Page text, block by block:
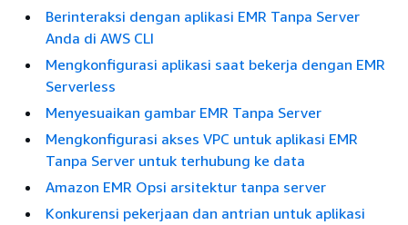
Berinteraksi dengan aplikasi EMR Tanpa Server
Anda di AWS CLI
Mengkonfigurasi aplikasi saat bekerja dengan EMR
Serverless
Menyesuaikan gambar EMR Tanpa Server
Mengkonfigurasi akses VPC untuk aplikasi EMR
Tanpa Server untuk terhubung ke data
Amazon EMR Opsi arsitektur tanpa server
Konkurensi pekerjaan dan antrian untuk aplikasi